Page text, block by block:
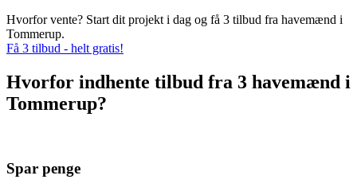
Hvorfor vente? Start dit projekt i dag og få 3 tilbud fra havemænd i
Tommerup.
Få 3 tilbud - helt gratis!
Hvorfor indhente tilbud fra 3 havemænd i
Tommerup?
Spar penge